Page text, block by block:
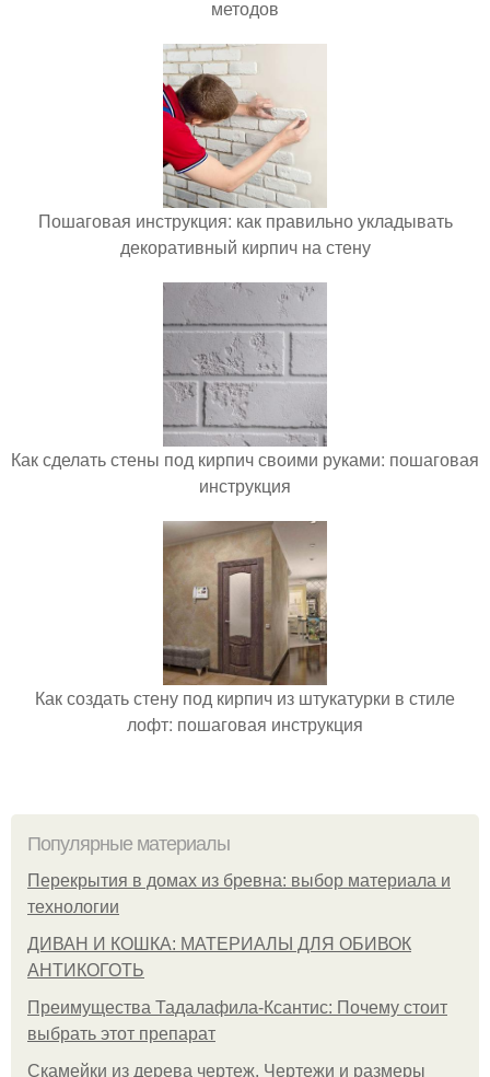
методов
Пошаговая инструкция: как правильно укладывать
декоративный кирпич на стену
Как сделать стены под кирпич своими руками: пошаговая
инструкция
Как создать стену под кирпич из штукатурки в стиле
лофт: пошаговая инструкция
Популярные материалы
Перекрытия в домах из бревна: выбор материала и
технологии
ДИВАН И КОШКА: МАТЕРИАЛЫ ДЛЯ ОБИВОК
АНТИКОГОТЬ
Преимущества Тадалафила-Ксантис: Почему стоит
выбрать этот препарат
Скамейки из дерева чертеж. Чертежи и размеры